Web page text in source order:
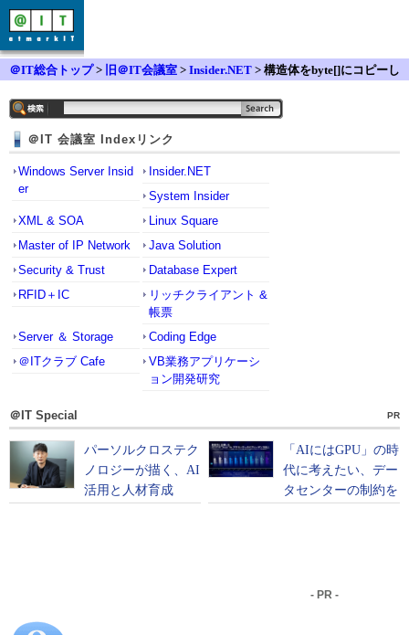
＠IT総合トップ> 旧＠IT会議室 > Insider.NET > 構造体をbyte[]にコピーし
＠IT 会議室 Indexリンク
Windows Server Insid
er
Insider.NET
System Insider
XML & SOA
Linux Square
Master of IP Network
Java Solution
Security & Trust
Database Expert
RFID＋IC
リッチクライアント &
帳票
Server ＆ Storage
Coding Edge
＠ITクラブ Cafe
VB業務アプリケーシ
ョン開発研究
＠IT Special PR
- PR -